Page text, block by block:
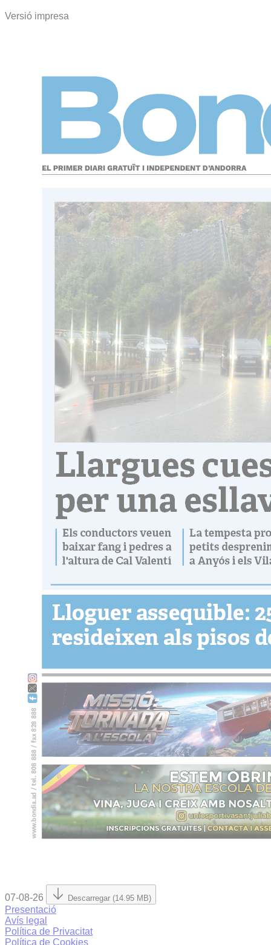
Versió impresa
07-08-26 Descarregar (14.95 MB)
Presentació
Avís legal
Política de Privacitat
Política de Cookies